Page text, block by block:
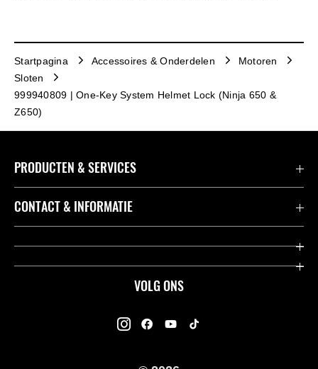
Startpagina Accessoires & Onderdelen
Motoren
Sloten
999940809 | One-Key System Helmet Lock (Ninja 650 &
Z650)
VOLG ONS
PRODUCTEN & SERVICES
Accessoires & Onderdelen
Dealers
K-Care Fabrieksgarantie
CONTACT & INFORMATIE
Contact